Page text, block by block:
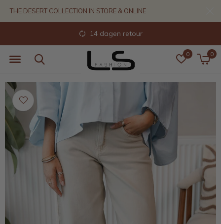
0 0
14 dagen retour
THE DESERT COLLECTION IN STORE & ONLINE